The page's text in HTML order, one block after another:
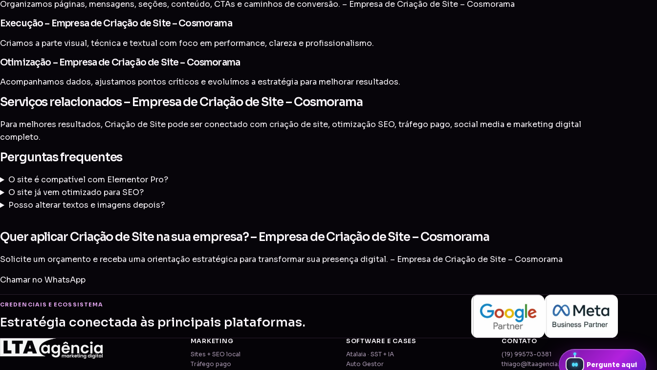
Organizamos páginas, mensagens, seções, conteúdo, CTAs e caminhos de conversão. – Empresa de Criação de Site – Cosmorama
Execução – Empresa de Criação de Site – Cosmorama
Criamos a parte visual, técnica e textual com foco em performance, clareza e profissionalismo.
Otimização – Empresa de Criação de Site – Cosmorama
Acompanhamos dados, ajustamos pontos críticos e evoluímos a estratégia para melhorar resultados.
Serviços relacionados – Empresa de Criação de Site – Cosmorama
Para melhores resultados, Criação de Site pode ser conectado com criação de site, otimização SEO, tráfego pago, social media e marketing digital
completo.
Perguntas frequentes
O site é compatível com Elementor Pro?
O site já vem otimizado para SEO?
Posso alterar textos e imagens depois?
Quer aplicar Criação de Site na sua empresa? – Empresa de Criação de Site – Cosmorama
Solicite um orçamento e receba uma orientação estratégica para transformar sua presença digital. – Empresa de Criação de Site – Cosmorama
Chamar no WhatsApp
CREDENCIAIS E ECOSSISTEMA
Estratégia conectada às principais plataformas.
MARKETING
Sites + SEO local
Tráfego pago
SOFTWARE E CASES
Atalaia · SST + IA
Auto Gestor
CONTATO
(19) 99573-0381
thiago@ltaagencia.com.br
Pergunte aqui